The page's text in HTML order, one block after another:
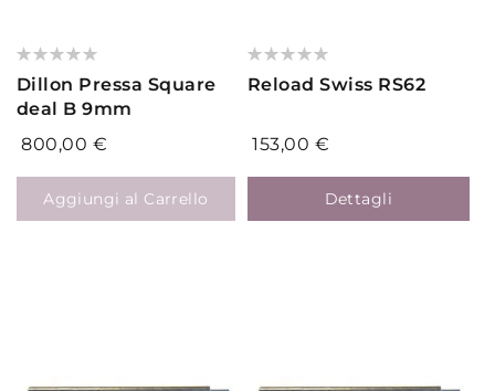
Valutazione:
Dillon Pressa Square
deal B 9mm
800,00 €
Aggiungi al Carrello
Valutazione:
Reload Swiss RS62
153,00 €
Dettagli